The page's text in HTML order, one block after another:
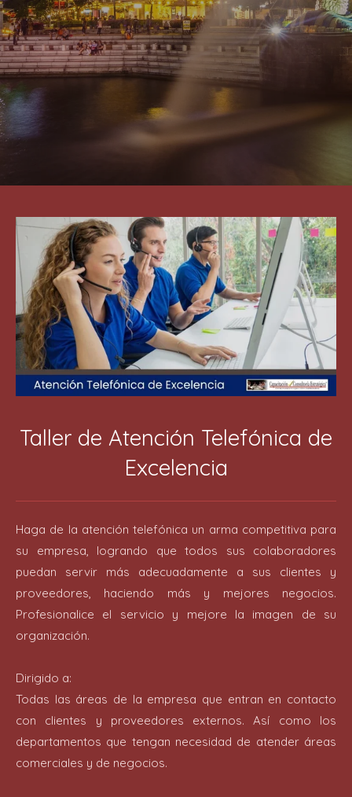
Taller de Atención Telefónica de
Excelencia
Haga de la atención telefónica un arma competitiva para
su empresa, logrando que todos sus colaboradores
puedan servir más adecuadamente a sus clientes y
proveedores, haciendo más y mejores negocios.
Profesionalice el servicio y mejore la imagen de su
organización.
Dirigido a:
Todas las áreas de la empresa que entran en contacto
con clientes y proveedores externos. Así como los
departamentos que tengan necesidad de atender áreas
comerciales y de negocios.